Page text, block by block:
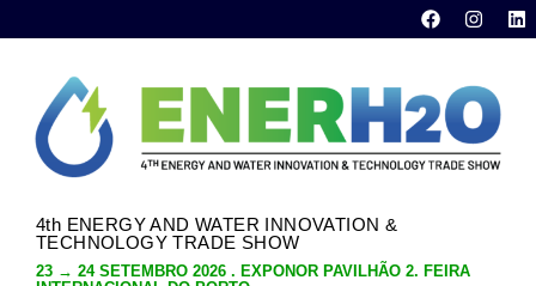
4th ENERGY AND WATER INNOVATION &
TECHNOLOGY TRADE SHOW
23 → 24 SETEMBRO 2026 . EXPONOR PAVILHÃO 2. FEIRA